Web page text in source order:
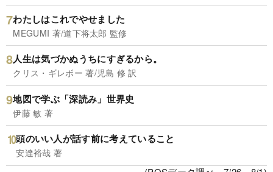
わたしはこれでやせました
MEGUMI 著/道下将太郎 監修
人生は気づかぬうちにすぎるから。
クリス・ギレボー 著/児島 修 訳
地図で学ぶ「深読み」世界史
伊藤 敏 著
頭のいい人が話す前に考えていること
安達裕哉 著